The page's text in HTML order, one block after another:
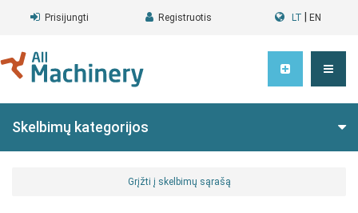
Prisijungti Registruotis LT EN
Skelbimų kategorijos
Grįžti į skelbimų sąrašą